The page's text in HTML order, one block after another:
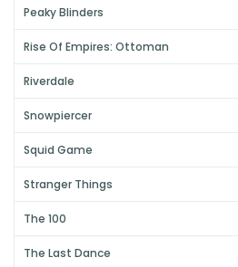
Peaky Blinders
Rise Of Empires: Ottoman
Riverdale
Snowpiercer
Squid Game
Stranger Things
The 100
The Last Dance